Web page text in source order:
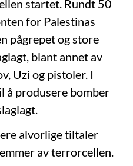
startet. Rundt 50
for Palestinas
pågrepet og store
blant annet av
Uzi og pistoler. I
å produsere bomber
alvorlige tiltaler
av terrorcellen.